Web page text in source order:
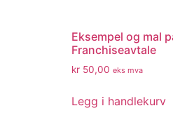
Eksempel og mal
Franchiseavtale
kr 50,00 eks mva
Legg i handlekurv